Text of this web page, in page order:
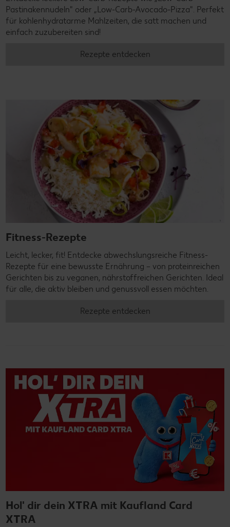
Pastinakennudeln" oder „Low-Carb-Avocado-Pizza". Perfekt
für kohlenhydratarme Mahlzeiten, die satt machen und
einfach zuzubereiten sind!
Rezepte entdecken
Fitness-Rezepte
Leicht, lecker, fit! Entdecke abwechslungsreiche Fitness-
Rezepte für eine bewusste Ernährung – von proteinreichen
Gerichten bis zu veganen, nährstoffreichen Gerichten. Ideal
für alle, die aktiv bleiben und genussvoll essen möchten.
Rezepte entdecken
Hol' dir dein XTRA mit Kaufland Card
XTRA